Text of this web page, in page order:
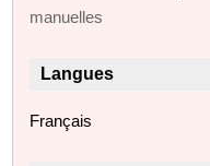
manuelles
Langues
Français